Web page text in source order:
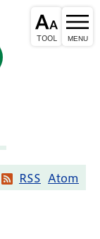
RSS Atom